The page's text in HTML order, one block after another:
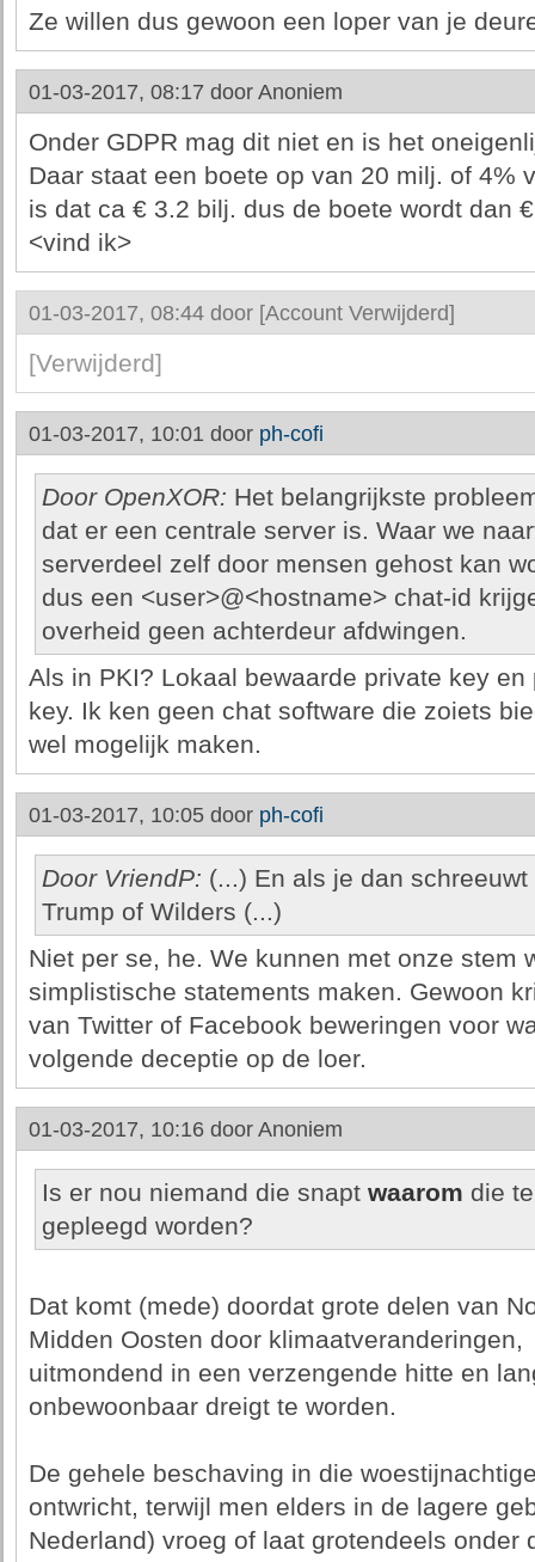
Ze willen dus gewoon een loper van je
01-03-2017, 08:17 door Anoniem
Onder GDPR mag dit niet en is het
Daar staat een boete op van 20 milj. of 4%
is dat ca € 3.2 bilj. dus de boete wordt dan
<vind ik>
01-03-2017, 08:44 door [Account Verwijderd]
[Verwijderd]
01-03-2017, 10:01 door ph-cofi
Door OpenXOR: Het belangrijkste
dat er een centrale server is. Waar we
serverdeel zelf door mensen gehost kan
dus een <user>@<hostname> chat-id
overheid geen achterdeur afdwingen.
Als in PKI? Lokaal bewaarde private key
key. Ik ken geen chat software die zoiets
wel mogelijk maken.
01-03-2017, 10:05 door ph-cofi
Door VriendP: (...) En als je dan
Trump of Wilders (...)
Niet per se, he. We kunnen met onze stem
simplistische statements maken. Gewoon
van Twitter of Facebook beweringen voor
volgende deceptie op de loer.
01-03-2017, 10:16 door Anoniem
Is er nou niemand die snapt waarom die
gepleegd worden?
Dat komt (mede) doordat grote delen van
Midden Oosten door klimaatveranderingen,
uitmondend in een verzengende hitte en
onbewoonbaar dreigt te worden.
De gehele beschaving in die
ontwricht, terwijl men elders in de lagere
Nederland) vroeg of laat grotendeels onder